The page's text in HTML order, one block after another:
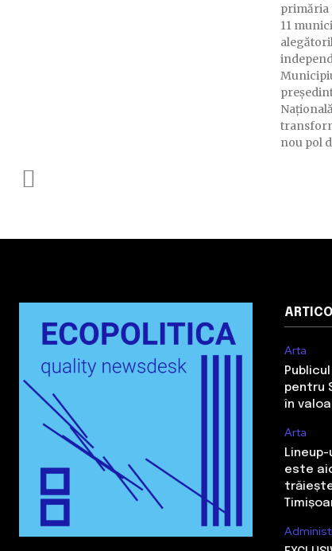
primăria
11
nou pol
Arta
pentru
în
Arta
Lineup-
este